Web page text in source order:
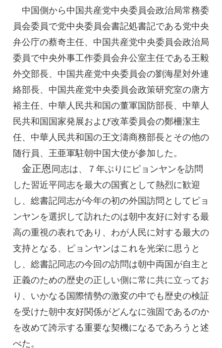
中国側から中国共産党中央委員会政治局常務委
員会委員で党中央委員会書記処書記である党中央
弁公庁の蔡奇主任、中国共産党中央委員会政治局
委員で中央外事工作委員会弁公室主任である王毅
外交部長、中国共産党中央委員会の劉海星対外連
絡部長、中国共産党中央委員会政策研究室の唐方
裕主任、中華人民共和国の董軍国防部長、中華人
民共和国国家発展および改革委員会の鄭柵潔主
任、中華人民共和国の王文濤商務部長とその他の
随行員、王亜軍駐朝中国大使が参加した。
金正恩 同志は、７年ぶりにピョンヤンを訪問
した習近平同志を最大の国賓として熱烈に歓迎
し、 総書記 同志が今年の初の外国訪問としてピョ
ンヤンを選択して訪れたのは朝中友好に対する最
高の重視の表れであり、わが人民に対する最大の
支持となる、ピョンヤンはこれを光栄に思うと
し、 総書記 同志の今回の訪問は朝中両国が自主と
正義のための歴史の正しい側に常に共に立ってお
り、いかなる国際情勢の激変の中でも歴史の検証
を受けた朝中友好関係がどんなに強固であるのか
を改めて誇示する重要な契機になるであろうと述
べた。